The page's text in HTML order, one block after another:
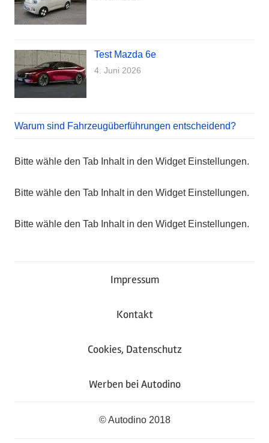
Test Mazda 6e
4. Juni 2026
Warum sind Fahrzeugüberführungen entscheidend?
Bitte wähle den Tab Inhalt in den Widget Einstellungen.
Bitte wähle den Tab Inhalt in den Widget Einstellungen.
Bitte wähle den Tab Inhalt in den Widget Einstellungen.
Impressum
Kontakt
Cookies, Datenschutz
Werben bei Autodino
© Autodino 2018